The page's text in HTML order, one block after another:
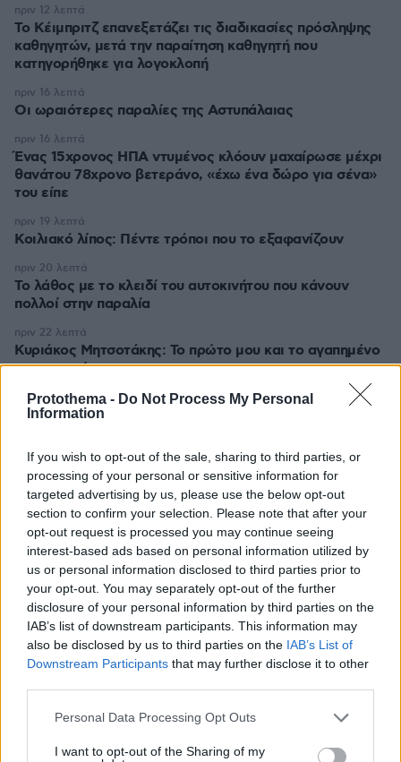
Protothema - Do Not Process My Personal
Information
If you wish to opt-out of the sale, sharing to third parties, or
processing of your personal or sensitive information for
targeted advertising by us, please use the below opt-out
section to confirm your selection. Please note that after your
opt-out request is processed you may continue seeing
interest-based ads based on personal information utilized by
us or personal information disclosed to third parties prior to
your opt-out. You may separately opt-out of the further
disclosure of your personal information by third parties on the
IAB’s list of downstream participants. This information may
also be disclosed by us to third parties on the IAB’s List of
Downstream Participants that may further disclose it to other
Please note that this website/app uses one or more Google
not limited to your visit or usage behaviour. You may click to
Personal Data Processing Opt Outs
I want to opt-out of the Sharing of my
Το Κέιμπριτζ επανεξετάζει τις διαδικασίες πρόσληψης
καθηγητών, μετά την παραίτηση καθηγητή που
κατηγορήθηκε για λογοκλοπή
πριν 12 λεπτά
Οι ωραιότερες παραλίες της Αστυπάλαιας
πριν 16 λεπτά
Ένας 15χρονος ΗΠΑ ντυμένος κλόουν μαχαίρωσε μέχρι
θανάτου 78χρονο βετεράνο, «έχω ένα δώρο για σένα»
του είπε
πριν 16 λεπτά
Κοιλιακό λίπος: Πέντε τρόποι που το εξαφανίζουν
πριν 19 λεπτά
Το λάθος με το κλειδί του αυτοκινήτου που κάνουν
πολλοί στην παραλία
πριν 20 λεπτά
Κυριάκος Μητσοτάκης: Το πρώτο μου και το αγαπημένο
μου αυτοκίνητο
πριν 22 λεπτά
ΔΕΙΤΕ ΟΛΕΣ ΤΙΣ ΕΙΔΗΣΕΙΣ
ΤΑ ΠΙΟ ΔΗΜΟΦΙΛΗ